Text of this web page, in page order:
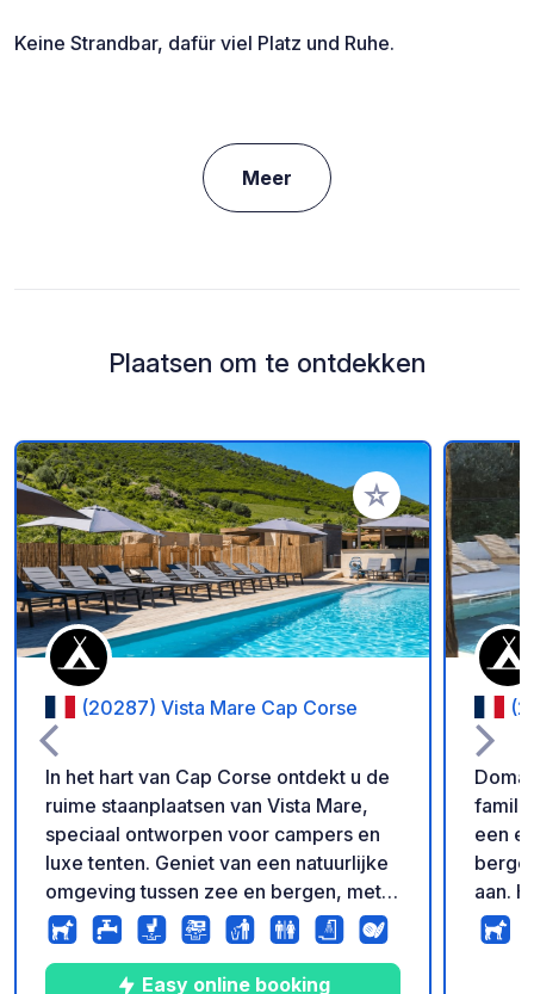
Keine Strandbar, dafür viel Platz und Ruhe.
Meer
Plaatsen om te ontdekken
Voeg toe aan je
(20287) Vista Mare Cap Corse
In het hart van Cap Corse ontdekt u de
ruime staanplaatsen van Vista Mare,
speciaal ontworpen voor campers en
luxe tenten. Geniet van een natuurlijke
omgeving tussen zee en bergen, met
directe toegang tot de zee voor
authentieke en verfrissende verblijven.
Deze staanplaatsen bieden alle nodige
Easy online booking
een
bergen. We bieden ook
aan. Het strand van Pietracorbara ligt
op 5
onze